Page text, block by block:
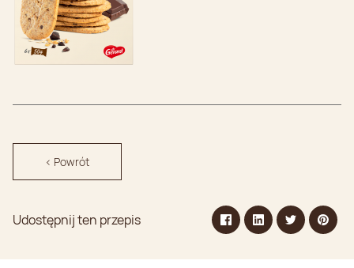
< Powrót
Udostępnij ten przepis